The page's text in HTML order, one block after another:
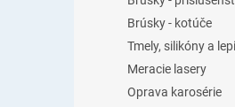
Brúsky - kotúče
Tmely, silikóny a
Meracie lasery
Oprava karosérie